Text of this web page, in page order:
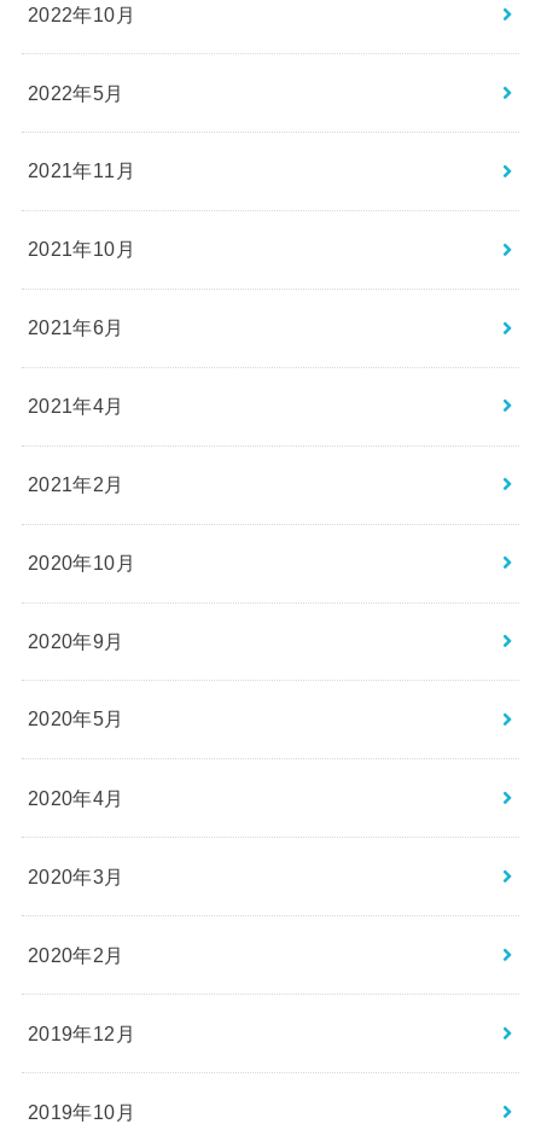
2022年10月
2022年5月
2021年11月
2021年10月
2021年6月
2021年4月
2021年2月
2020年10月
2020年9月
2020年5月
2020年4月
2020年3月
2020年2月
2019年12月
2019年10月